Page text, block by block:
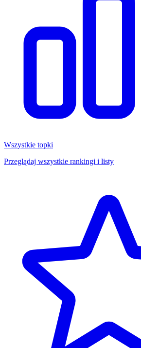
Wszystkie topki
Przeglądaj wszystkie rankingi i listy